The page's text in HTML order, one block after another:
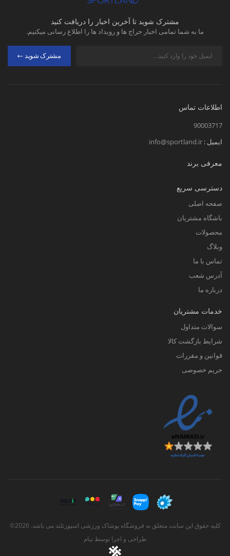
مشترک شوید تا آخرین اخبار را دریافت کنید
ما به شما تمامی اخبار حراج ها و رویداد ها را اطلاع رسانی میکنیم.
مشترک شوید
اطلاعات تماس
90003717
ایمیل : info@sportland.ir
معرفی برند
دسترسی سریع
صفحه اصلی
باشگاه مشتریان
محصولات
وبلاگ
تماس با ما
آدرس شعب
درباره ما
خدمات مشتریان
سوالات متداول
شرایط بازگشت کالا
قوانین و مقررات
حریم خصوصی
کلیه حقوق این سایت متعلق به فروشگاه پوشاک ورزشی اسپورتلند می باشد. 2026©
طراحی و اجرا توسطتیام